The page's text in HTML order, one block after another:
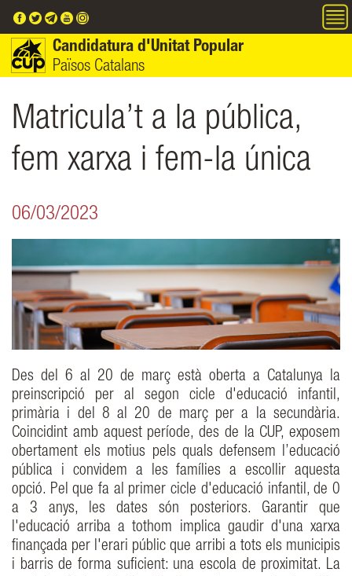
Candidatura d'Unitat Popular
Països Catalans
Matricula’t a la pública,
fem xarxa i fem-la única
06/03/2023
Des del 6 al 20 de març està oberta a Catalunya la
preinscripció per al segon cicle d'educació infantil,
primària i del 8 al 20 de març per a la secundària.
Coincidint amb aquest període, des de la CUP, exposem
obertament els motius pels quals defensem l’educació
pública i convidem a les famílies a escollir aquesta
opció. Pel que fa al primer cicle d'educació infantil, de 0
a 3 anys, les dates són posteriors. Garantir que
l'educació arriba a tothom implica gaudir d'una xarxa
finançada per l'erari públic que arribi a tots els municipis
i barris de forma suficient: una escola de proximitat. La